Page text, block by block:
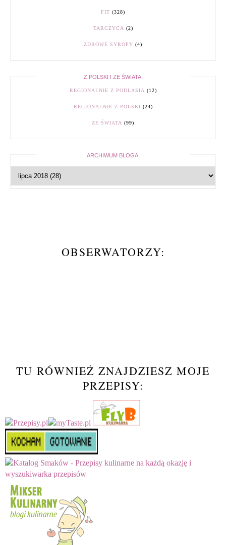
FIT (328)
TARCZYCA (2)
ZDROWE SYROPY (4)
Z POLSKI I ZE ŚWIATA:
REGIONALNIE Z PODLASIA (12)
REGIONALNIE Z POLSKI (24)
ZE ŚWIATA (99)
ARCHIWUM BLOGA:
OBSERWATORZY:
TU RÓWNIEŻ ZNAJDZIESZ MOJE
PRZEPISY: